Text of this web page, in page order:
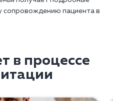
сопровождению пациента в
в процессе